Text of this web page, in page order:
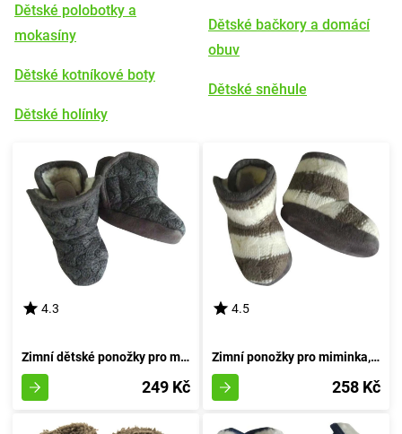
Dětské polobotky a
mokasíny
Dětské kotníkové boty
Dětské holínky
Dětské bačkory a domácí
obuv
Dětské sněhule
4.3
Zimní dětské ponožky pro miminka, Pidilidi, PD0555-09, šedé - velikost 74/80 | pro věk 9-12 měsíců
249 Kč
4.5
Zimní ponožky pro miminka, Pidilidi, PD0558-09, šedá - velikost 74/80 | 9-12 měsíců
258 Kč